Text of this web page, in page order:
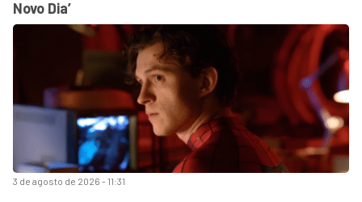
3 de agosto de 2026 - 11:31
Novo Dia’